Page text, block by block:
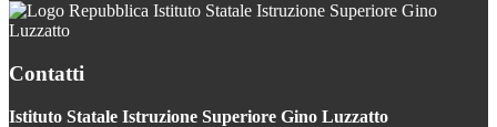
Istituto Statale Istruzione Superiore Gino
Luzzatto
Contatti
Istituto Statale Istruzione Superiore Gino Luzzatto